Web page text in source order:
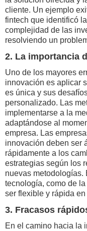
cliente. Un ejemplo
fintech que identificó
complejidad de las
resolviendo un
2. La importancia
Uno de los mayores
innovación es aplicar
es única y sus
personalizado. Las
implementarse a la
adaptándose al
empresa. Las
innovación deben ser
rápidamente a los
estrategias según los
nuevas metodologías.
tecnología, como de
ser flexible y rápida
3. Fracasos
En el camino hacia la